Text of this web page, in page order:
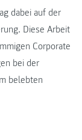
dabei auf der
Diese Arbeit
Corporate
bei der
belebten